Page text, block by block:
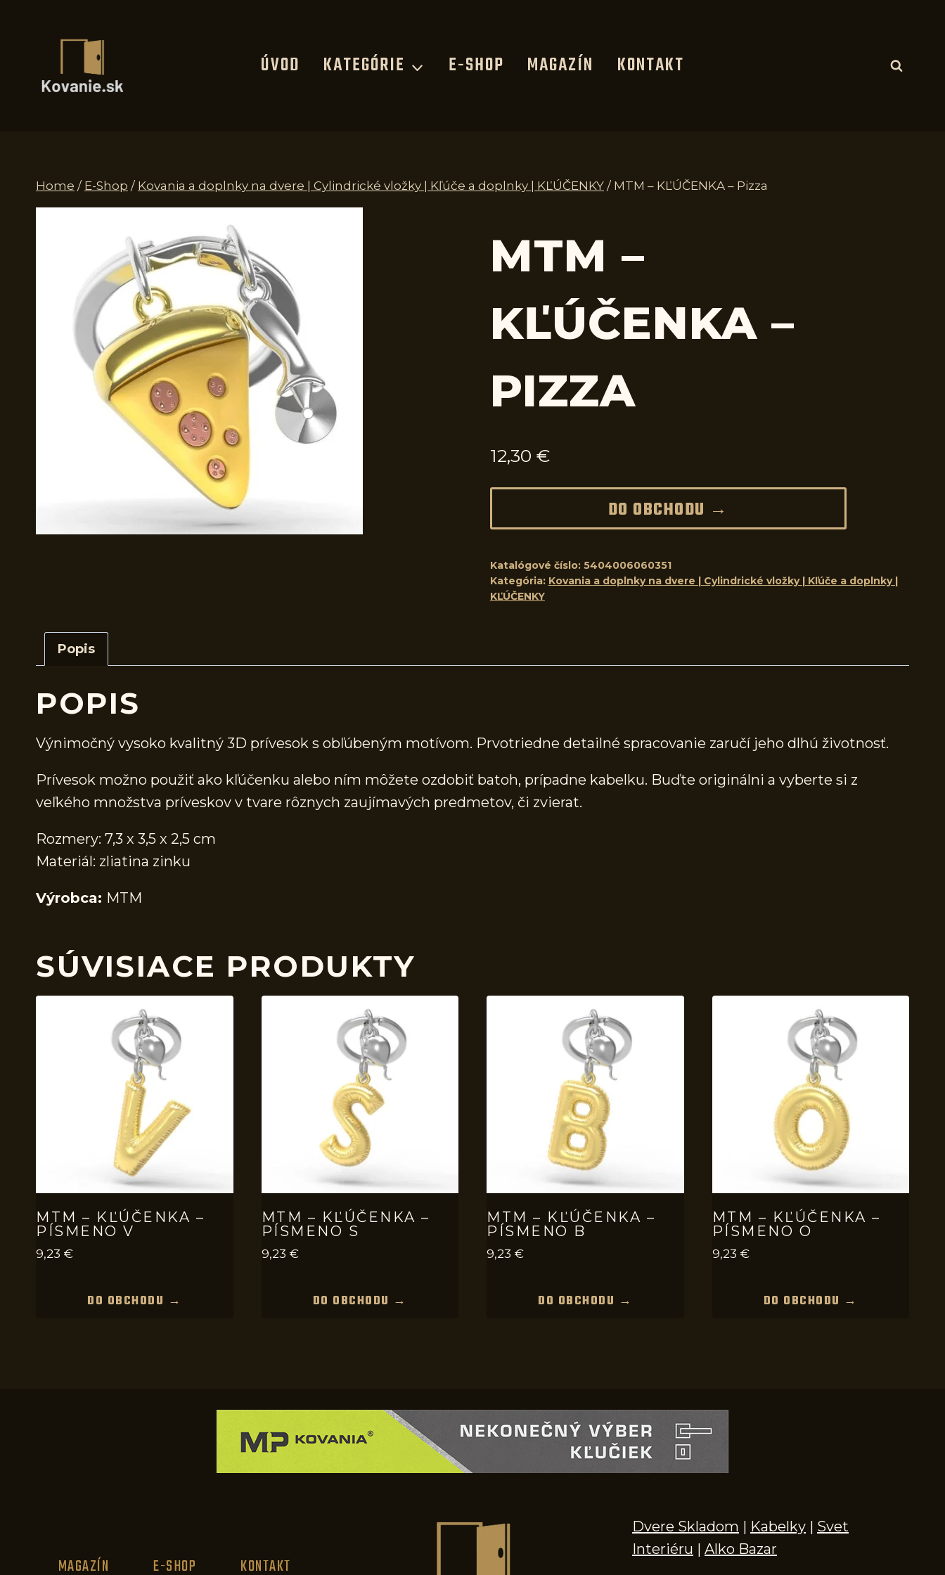
ÚVOD KATEGÓRIE E-SHOP MAGAZÍN KONTAKT
Home / E-Shop / Kovania a doplnky na dvere | Cylindrické vložky | Kľúče a doplnky | KĽÚČENKY / MTM – KĽÚČENKA – Pizza
MTM –
KĽÚČENKA –
PIZZA
12,30 €
DO OBCHODU →
Katalógové číslo: 5404006060351
Kategória: Kovania a doplnky na dvere | Cylindrické vložky | Kľúče a doplnky |
KĽÚČENKY
Popis
POPIS
Výnimočný vysoko kvalitný 3D prívesok s obľúbeným motívom. Prvotriedne detailné spracovanie zaručí jeho dlhú životnosť.
Prívesok možno použiť ako kľúčenku alebo ním môžete ozdobiť batoh, prípadne kabelku. Buďte originálni a vyberte si z
veľkého množstva príveskov v tvare rôznych zaujímavých predmetov, či zvierat.
Rozmery: 7,3 x 3,5 x 2,5 cm
Materiál: zliatina zinku
Výrobca: MTM
SÚVISIACE PRODUKTY
MTM – KĽÚČENKA –
PÍSMENO V
9,23 €
DO OBCHODU →
MTM – KĽÚČENKA –
PÍSMENO S
9,23 €
DO OBCHODU →
MTM – KĽÚČENKA –
PÍSMENO B
9,23 €
DO OBCHODU →
MTM – KĽÚČENKA –
PÍSMENO O
9,23 €
DO OBCHODU →
MAGAZÍN E-SHOP KONTAKT
Dvere Skladom | Kabelky | Svet
Interiéru | Alko Bazar